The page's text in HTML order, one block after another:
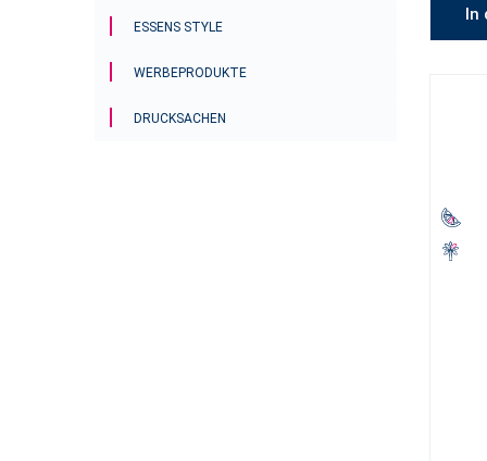
ESSENS STYLE
WERBEPRODUKTE
DRUCKSACHEN
In